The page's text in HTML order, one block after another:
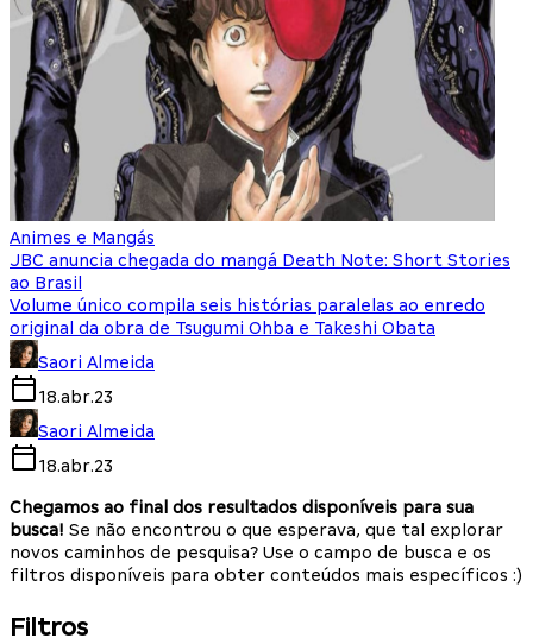
Animes e Mangás
JBC anuncia chegada do mangá Death Note: Short Stories
ao Brasil
Volume único compila seis histórias paralelas ao enredo
original da obra de Tsugumi Ohba e Takeshi Obata
Saori Almeida
18.abr.23
Saori Almeida
18.abr.23
Chegamos ao final dos resultados disponíveis para sua
busca! Se não encontrou o que esperava, que tal explorar
novos caminhos de pesquisa? Use o campo de busca e os
filtros disponíveis para obter conteúdos mais específicos :)
Filtros